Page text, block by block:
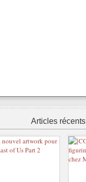
Articles récents